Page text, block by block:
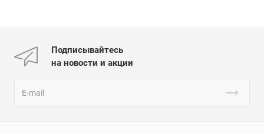
Подписывайтесь
на новости и акции